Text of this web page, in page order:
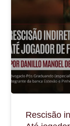
Rescisão